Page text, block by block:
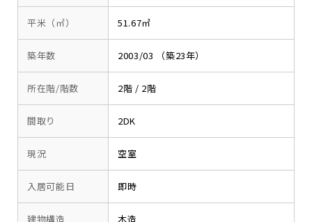
平米（㎡） 51.67㎡
築年数 2003/03 （築23年）
所在階/階数 2階 / 2階
間取り 2DK
現況 空室
入居可能日 即時
建物構造 木造